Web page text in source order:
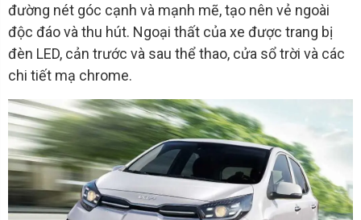
đường nét góc cạnh và mạnh mẽ, tạo nên vẻ ngoài
độc đáo và thu hút. Ngoại thất của xe được trang bị
đèn LED, cản trước và sau thể thao, cửa sổ trời và các
chi tiết mạ chrome.